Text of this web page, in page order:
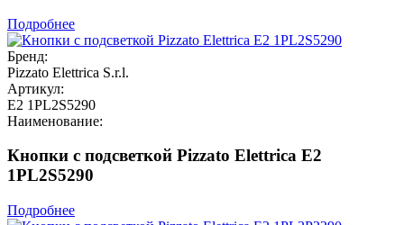
Подробнее
Бренд:
Pizzato Elettrica S.r.l.
Артикул:
E2 1PL2S5290
Наименование:
Кнопки с подсветкой Pizzato Elettrica E2
1PL2S5290
Подробнее